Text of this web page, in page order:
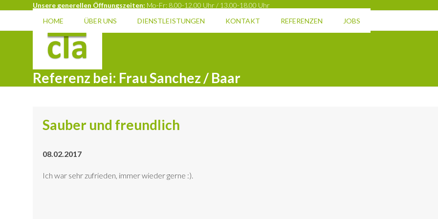
content
Unsere generellen Öffnungszeiten: Mo-Fr: 8.00-12.00 Uhr / 13.00-18.00 Uhr
HOME
ÜBER UNS DIENSTLEISTUNGEN KONTAKT REFERENZEN JOBS
Referenz bei: Frau Sanchez / Baar
Sauber und freundlich
08.02.2017
Ich war sehr zufrieden, immer wieder gerne :).